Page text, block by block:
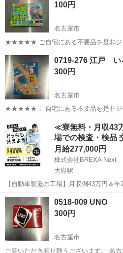
100円
名古屋市
★★★★★ ご自宅にある不要品を是非ジ
みしませんか？ 家電、趣味・スポーツ
衣料服飾品、生活雑貨、家具、本、CD
ち込めます！ ※詳細はこ...
愛知 名古屋市 カードゲーム
0719-276 江戸 い
300円
名古屋市
★★★★★ ご自宅にある不要品を是非ジ
みしませんか？ 家電、趣味・スポーツ
衣料服飾品、生活雑貨、家具、本、CD
ち込めます！ ※詳細はこ...
愛知 名古屋市 カードゲーム
≪寮無料・月収43
場での検査・検品
月給277,000円
株式会社BREXA Next
大府駅
【自動車製造の工場】月収例43万円＆
入！／家具・家電付きの社宅完備◎／男
す♪ 自動車製造の各種作業 自動車製造に伴う各種作業を行います。 具
体的には、下記いずれかの業務...
愛知 大府市
0518-009 UNO
300円
名古屋市
ご覧いただき有り難うございます。 名古屋市とジモティーが連携して